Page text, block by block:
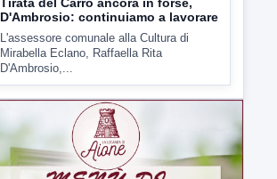
D'Ambrosio: continuiamo a lavorare
L'assessore comunale alla Cultura di
Mirabella Eclano, Raffaella Rita
D'Ambrosio,...